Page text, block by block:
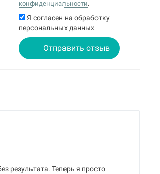
конфиденциальности.
Я согласен на обработку
персональных данных
Отправить отзыв
результата. Теперь я просто